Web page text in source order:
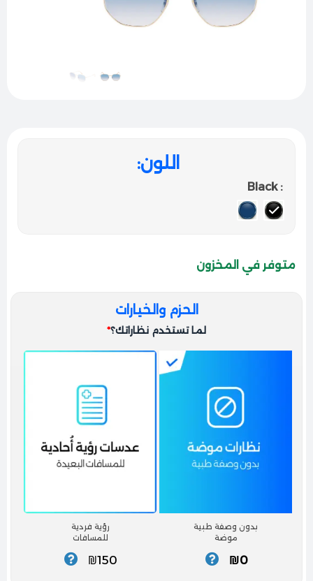
مجهزة بعدسات ريبان الزجاجية الأصلية الشهيرة بنقائها
الفائق، بتضمن حماية كاملة 100% من أشعة الشمس
لتشوف كل شي بوضوح تام وتريّح عينك بامتياز وقت
مميزة في عالم الموضة؛ الأذرع الرفيعة بتحمل شعار ماركة
“Ray-Ban” المحفور بنعومة فائقة، هاد التفصيل بضيف
برستيج فوري لطلتك وبعكس ذوقك الرفيع ومواكبتك لأحدث
الصيحات العالمية.
بفضل تصميمها الهندسي المتوازن وثباتها العالي، النظارة
بتقعد على الوجه بامتياز وما بتزحلق، وهي خيار مثالي
كول خاص لملامح الوجوه المستديرة والبيضاوية.
اللون
: Black
متوفر في المخزون
الحزم والخيارات
لما تستخدم نظاراتك؟*
بدون وصفة طبية
موضة
₪0
رؤية فردية
للمسافات
₪150